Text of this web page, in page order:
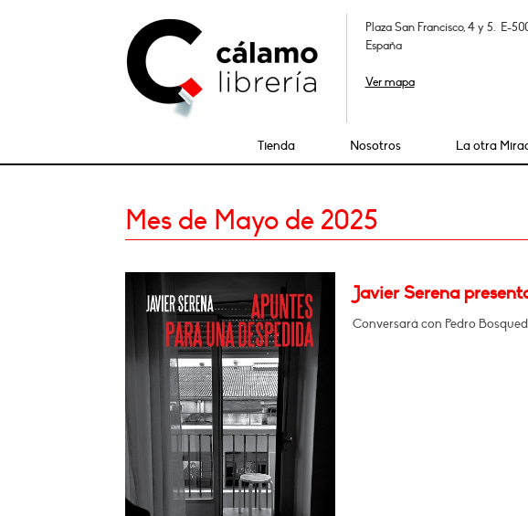
Plaza San Francisco, 4 y 5. E-
España
Ver mapa
Tienda Nosotros La otra
Mes de Mayo de 2025
Javier Serena
Conversará con Pedro Bosqued